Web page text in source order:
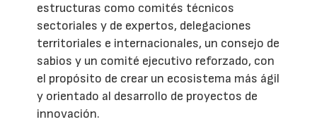
estructuras como comités técnicos
sectoriales y de expertos, delegaciones
territoriales e internacionales, un consejo de
sabios y un comité ejecutivo reforzado, con
el propósito de crear un ecosistema más ágil
y orientado al desarrollo de proyectos de
innovación.